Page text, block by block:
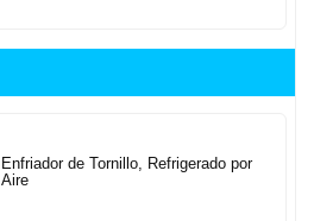
Enfriador de Tornillo, Refrigerado por
Aire